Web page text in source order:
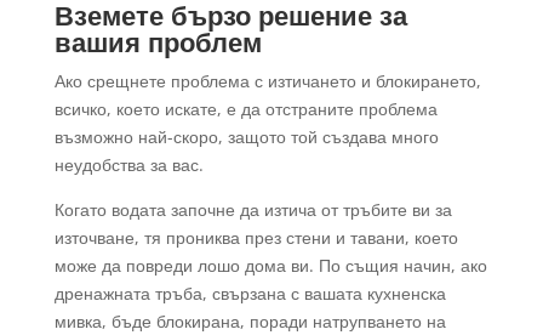
Вземете бързо решение за
вашия проблем
Ако срещнете проблема с изтичането и блокирането,
всичко, което искате, е да отстраните проблема
възможно най-скоро, защото той създава много
неудобства за вас.
Когато водата започне да изтича от тръбите ви за
източване, тя прониква през стени и тавани, което
може да повреди лошо дома ви. По същия начин, ако
дренажната тръба, свързана с вашата кухненска
мивка, бъде блокирана, поради натрупването на